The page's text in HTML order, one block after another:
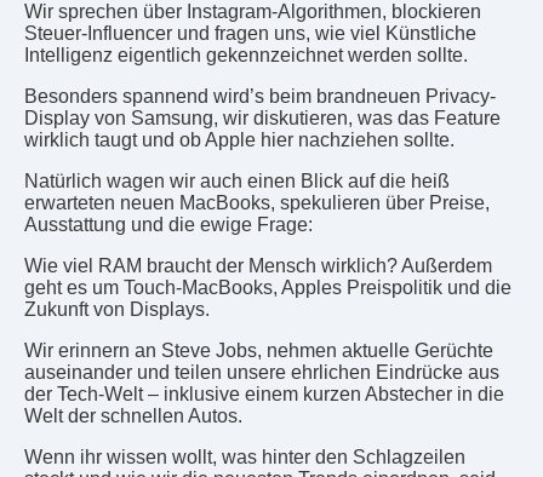
Wir sprechen über Instagram-Algorithmen, blockieren
Steuer-Influencer und fragen uns, wie viel Künstliche
Intelligenz eigentlich gekennzeichnet werden sollte.
Besonders spannend wird’s beim brandneuen Privacy-
Display von Samsung, wir diskutieren, was das Feature
wirklich taugt und ob Apple hier nachziehen sollte.
Natürlich wagen wir auch einen Blick auf die heiß
erwarteten neuen MacBooks, spekulieren über Preise,
Ausstattung und die ewige Frage:
Wie viel RAM braucht der Mensch wirklich? Außerdem
geht es um Touch-MacBooks, Apples Preispolitik und die
Zukunft von Displays.
Wir erinnern an Steve Jobs, nehmen aktuelle Gerüchte
auseinander und teilen unsere ehrlichen Eindrücke aus
der Tech-Welt – inklusive einem kurzen Abstecher in die
Welt der schnellen Autos.
Wenn ihr wissen wollt, was hinter den Schlagzeilen